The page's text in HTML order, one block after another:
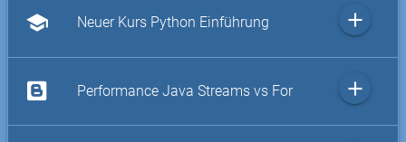
school Neuer Kurs Python Einführung add
Performance Java Streams vs For add